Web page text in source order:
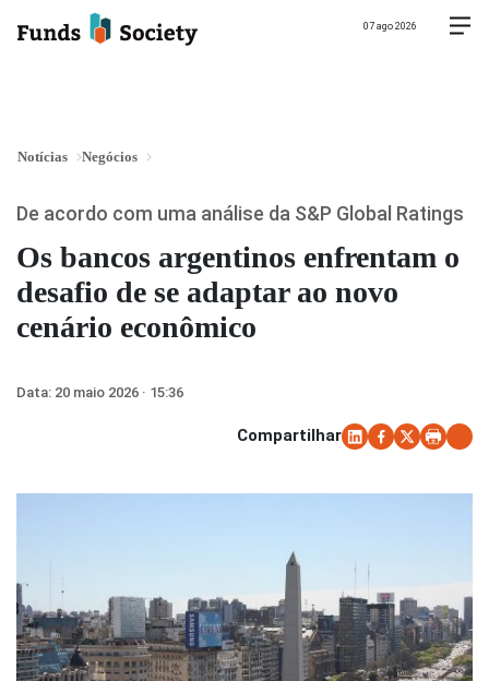
07 ago 2026
Notícias Negócios
Os bancos argentinos enfrentam o
desafio de se adaptar ao novo
cenário econômico
De acordo com uma análise da S&P Global Ratings
Data: 20 maio 2026 · 15:36
Compartilhar